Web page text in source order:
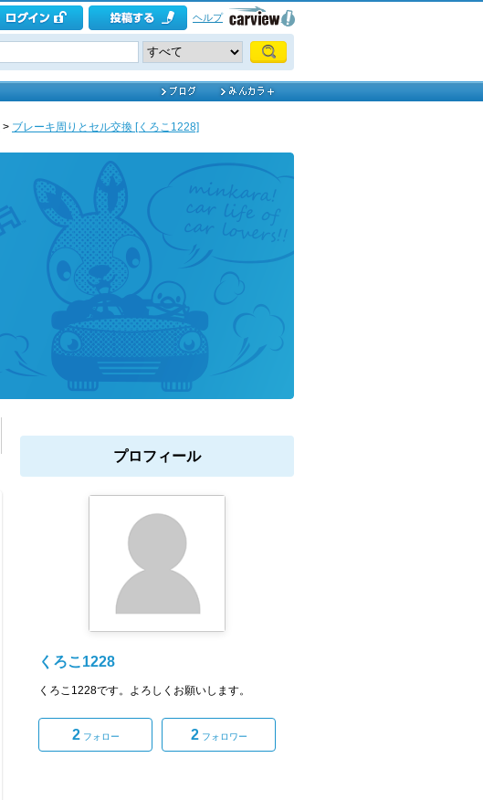
ヘルプ
> ブレーキ周りとセル交換 [くろこ1228]
プロフィール
くろこ1228
くろこ1228です。よろしくお願いします。
2フォロー 2フォロワー